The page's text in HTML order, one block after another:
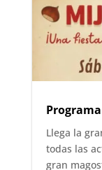
Llega la
todas las
gran